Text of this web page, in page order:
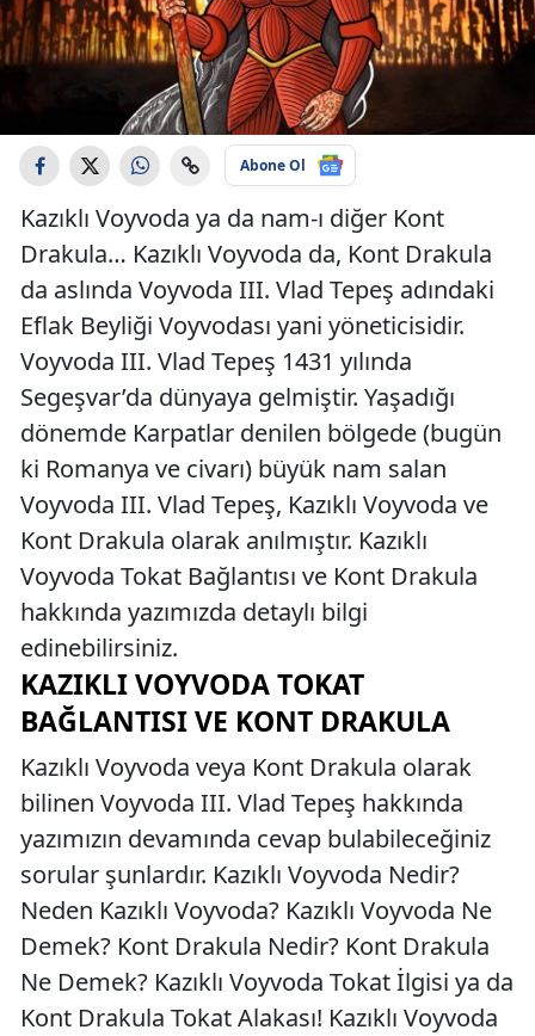
Abone Ol
Kazıklı Voyvoda ya da nam-ı diğer Kont
Drakula… Kazıklı Voyvoda da, Kont Drakula
da aslında Voyvoda III. Vlad Tepeş adındaki
Eflak Beyliği Voyvodası yani yöneticisidir.
Voyvoda III. Vlad Tepeş 1431 yılında
Segeşvar’da dünyaya gelmiştir. Yaşadığı
dönemde Karpatlar denilen bölgede (bugün
ki Romanya ve civarı) büyük nam salan
Voyvoda III. Vlad Tepeş, Kazıklı Voyvoda ve
Kont Drakula olarak anılmıştır. Kazıklı
Voyvoda Tokat Bağlantısı ve Kont Drakula
hakkında yazımızda detaylı bilgi
edinebilirsiniz.
KAZIKLI VOYVODA TOKAT
BAĞLANTISI VE KONT DRAKULA
Kazıklı Voyvoda veya Kont Drakula olarak
bilinen Voyvoda III. Vlad Tepeş hakkında
yazımızın devamında cevap bulabileceğiniz
sorular şunlardır. Kazıklı Voyvoda Nedir?
Neden Kazıklı Voyvoda? Kazıklı Voyvoda Ne
Demek? Kont Drakula Nedir? Kont Drakula
Ne Demek? Kazıklı Voyvoda Tokat İlgisi ya da
Kont Drakula Tokat Alakası! Kazıklı Voyvoda